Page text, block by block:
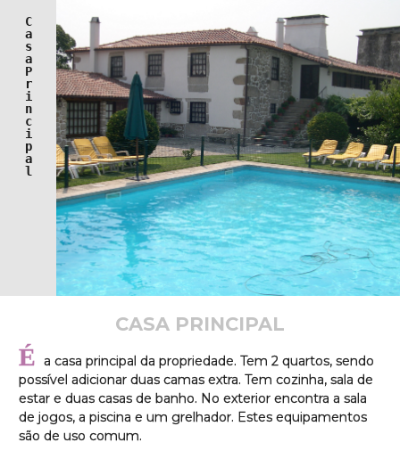
C
a
s
a
P
r
i
n
c
i
p
a
CASA PRINCIPAL
É a casa principal da propriedade. Tem 2 quartos, sendo
possível adicionar duas camas extra. Tem cozinha, sala de
estar e duas casas de banho. No exterior encontra a sala
de jogos, a piscina e um grelhador. Estes equipamentos
são de uso comum.